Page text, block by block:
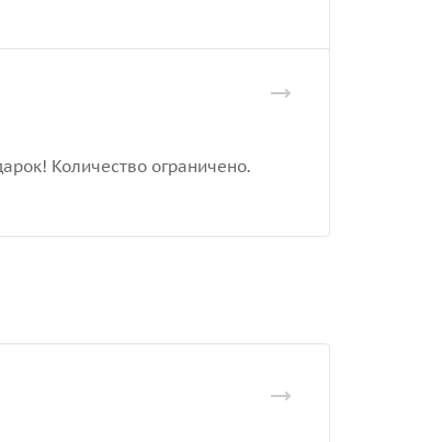
Количество ограничено.